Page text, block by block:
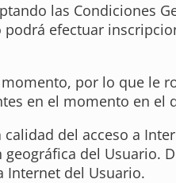
las Condiciones
efectuar
por lo que le
en el momento en el
del acceso a
del Usuario.
Internet del Usuario.